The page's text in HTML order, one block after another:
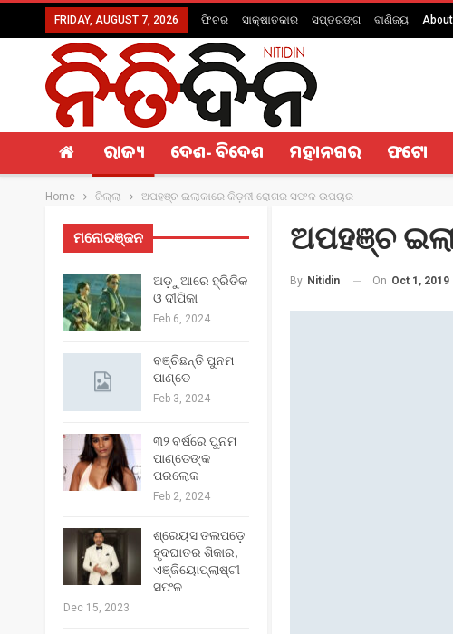
FRIDAY, AUGUST 7, 2026 ଫିଚର ସାକ୍ଷାତକାର ସପ୍ତରଙ୍ଗ ବାଣିଜ୍ୟ
ରାଜ୍ୟ ଦେଶ- ବିଦେଶ ମହାନଗର ଫଟୋ
Home ଜିଲ୍ଲା ଅପହଞ୍ଚ ଇଲାକାରେ କିଡ଼ନୀ ରୋଗର ସଫଳ ଉପଚାର
ଅପହଞ୍ଚ
By Nitidin On Oct 1, 2019
ମନୋରଞ୍ଜନ
ଅଡ଼ୁଆରେ ହ୍ରିତିକ
ଓ ଦୀପିକା
Feb 6, 2024
ବଞ୍ଚିଛନ୍ତି ପୁନମ
ପାଣ୍ଡେ
Feb 3, 2024
୩୨ ବର୍ଷରେ ପୁନମ
ପାଣ୍ଡେଙ୍କ
ପରଲୋକ
Feb 2, 2024
ଶ୍ରେୟସ ତଲପଡ଼େ
ହୃଦଘାତର ଶିକାର,
ଏଞ୍ଜିୟୋପ୍ଲାଷ୍ଟୀ
ସଫଳ
Dec 15, 2023